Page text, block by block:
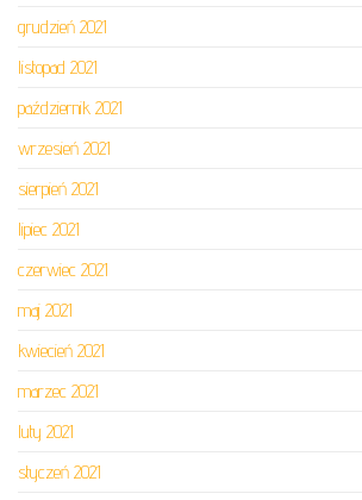
grudzień 2021
listopad 2021
październik 2021
wrzesień 2021
sierpień 2021
lipiec 2021
czerwiec 2021
maj 2021
kwiecień 2021
marzec 2021
luty 2021
styczeń 2021